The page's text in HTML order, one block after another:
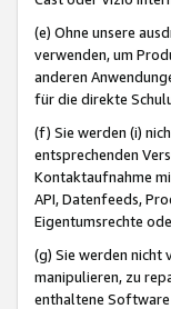
(e) Ohne unsere
verwenden, um
anderen
für die direkte
(f) Sie werden (i)
entsprechenden
Kontaktaufnahme
API, Datenfeeds,
Eigentumsrechte
(g) Sie werden nicht
manipulieren, zu
enthaltene Software